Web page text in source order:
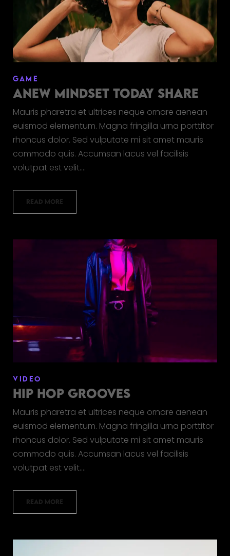
GAME
ANEW MINDSET TODAY SHARE
Mauris pharetra et ultrices neque ornare aenean
euismod elementum. Magna fringilla urna porttitor
rhoncus dolor. Sed vulputate mi sit amet mauris
commodo quis. Accumsan lacus vel facilisis
volutpat est velit.…
READ MORE
VIDEO
HIP HOP GROOVES
Mauris pharetra et ultrices neque ornare aenean
euismod elementum. Magna fringilla urna porttitor
rhoncus dolor. Sed vulputate mi sit amet mauris
commodo quis. Accumsan lacus vel facilisis
volutpat est velit.…
READ MORE